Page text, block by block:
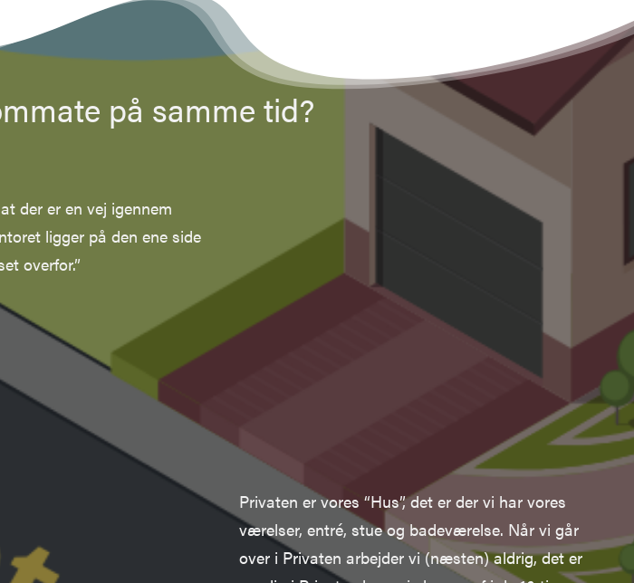
på samme tid?
der er en vej igennem
ligger på den ene side
overfor.”
Privaten er vores “Hus”, det er der vi har vores
værelser, entré, stue og badeværelse. Når vi går
over i Privaten arbejder vi (næsten) aldrig, det er